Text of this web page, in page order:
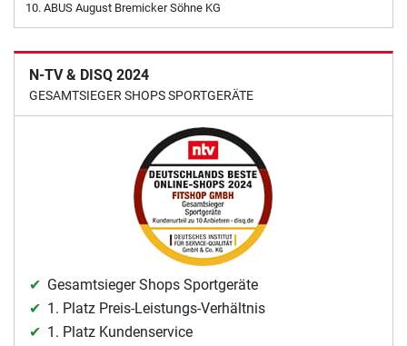
ABUS August Bremicker Söhne KG
N-TV & DISQ 2024
GESAMTSIEGER SHOPS SPORTGERÄTE
Gesamtsieger Shops Sportgeräte
1. Platz Preis-Leistungs-Verhältnis
1. Platz Kundenservice